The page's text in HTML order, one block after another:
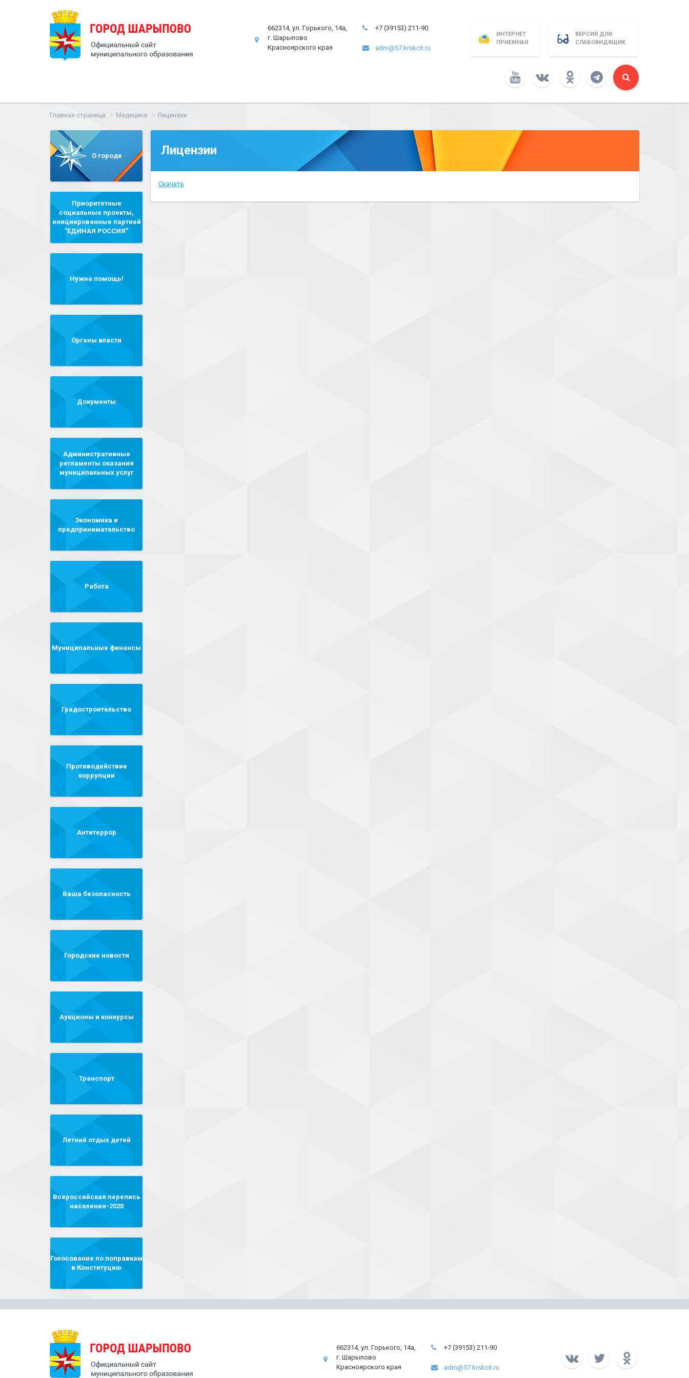
662314, ул. Горького, 14а,
г. Шарыпово
Красноярского края
+7 (39153) 211-90
adm@57.krskcit.ru
ИНТЕРНЕТ
ПРИЕМНАЯ
ВЕРСИЯ ДЛЯ
СЛАБОВИДЯЩИХ
Главная страница Медицина Лицензии
О городе
Приоритетные
социальные проекты,
инициированные партией
"ЕДИНАЯ РОССИЯ"
Нужна помощь!
Органы власти
Документы
Административные
регламенты оказания
муниципальных услуг
Экономика и
предпринимательство
Работа
Муниципальные финансы
Градостроительство
Противодействие
коррупции
Антитеррор
Ваша безопасность
Городские новости
Аукционы и конкурсы
Транспорт
Летний отдых детей
Всероссийская перепись
населения-2020
Голосование по поправкам
в Конституцию
Лицензии
Скачать
662314, ул. Горького, 14а,
г. Шарыпово
Красноярского края
+7 (39153) 211-90
adm@57.krskcit.ru